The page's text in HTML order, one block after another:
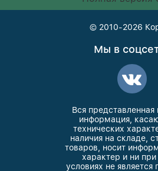
© 2010-2026
Мы в
Вся представленная
информация,
технических
наличия на складе,
товаров, носит
характер и ни при
условиях не является